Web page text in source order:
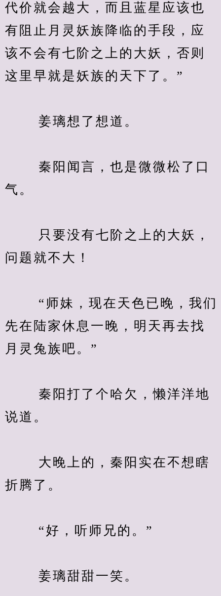
代价就会越大，而且蓝星应该也
有阻止月灵妖族降临的手段，应
该不会有七阶之上的大妖，否则
这里早就是妖族的天下了。”
姜璃想了想道。
秦阳闻言，也是微微松了口
气。
只要没有七阶之上的大妖，
问题就不大！
“师妹，现在天色已晚，我们
先在陆家休息一晚，明天再去找
月灵兔族吧。”
秦阳打了个哈欠，懒洋洋地
说道。
大晚上的，秦阳实在不想瞎
折腾了。
“好，听师兄的。”
姜璃甜甜一笑。